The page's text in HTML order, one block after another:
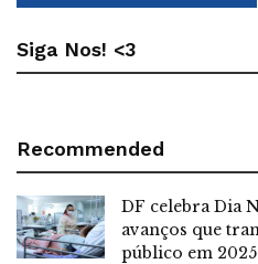
Siga Nos! <3
Recommended
DF celebra Dia
avanços que
público em 2025